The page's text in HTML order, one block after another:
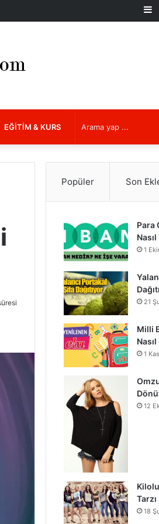
EĞITIM & KURS
Popüler Son
Para
Nasıl
1
21
Milli
1
12
Tarzı
18